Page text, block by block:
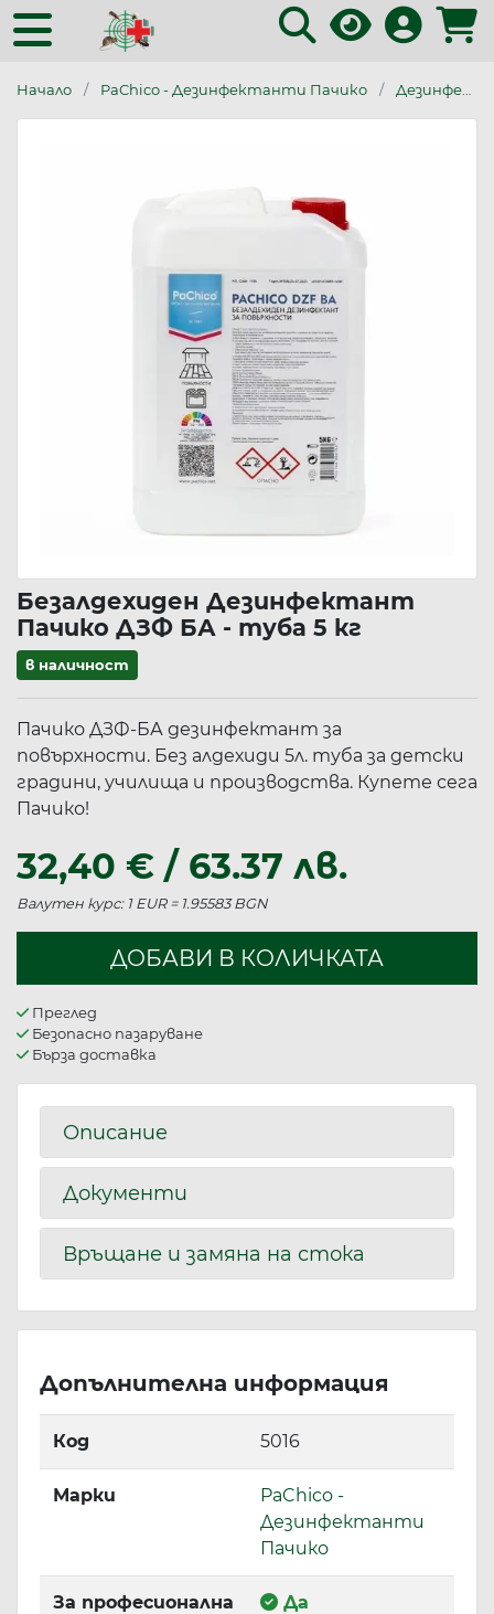
Начало PaChico - Дезинфектанти Пачико Дезинфектанти
Безалдехиден Дезинфектант
Пачико ДЗФ БА - туба 5 кг
в наличност
Пачико ДЗФ-БА дезинфектант за
повърхности. Без алдехиди 5л. туба за детски
градини, училища и производства. Купете сега
Пачико!
32,40 € / 63.37 лв.
Валутен курс: 1 EUR = 1.95583 BGN
ДОБАВИ В КОЛИЧКАТА
Преглед
Безопасно пазаруване
Бърза доставка
Описание
Документи
Връщане и замяна на стока
Допълнителна информация
Код 5016
Марки
PaChico -
Дезинфектанти
Пачико
За професионална
Да